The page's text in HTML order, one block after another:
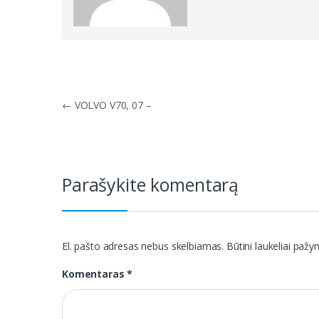
Navigacija
← VOLVO V70, 07 –
Parašykite komentarą
El. pašto adresas nebus skelbiamas. Būtini laukeliai
Komentaras*